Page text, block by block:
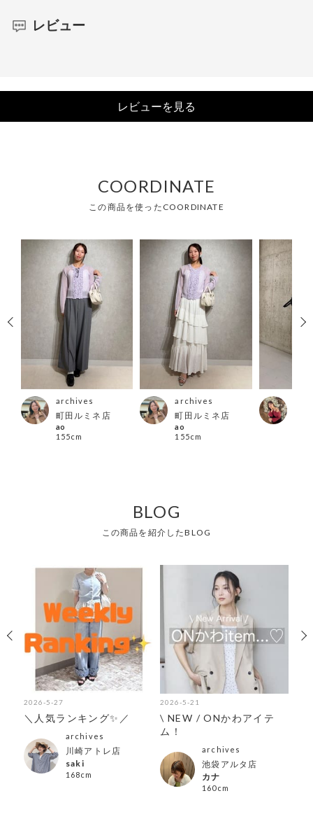
レビュー
レビューを見る
COORDINATE
この商品を使ったCOORDINATE
archives
町田ルミネ店
ao
155cm
archives
町田ルミネ店
ao
155cm
BLOG
この商品を紹介したBLOG
2026-5-27
＼人気ランキング✨／
archives
川崎アトレ店
saki
168cm
2026-5-21
\ NEW / ONかわアイテ
ム！
archives
池袋アルタ店
カナ
160cm